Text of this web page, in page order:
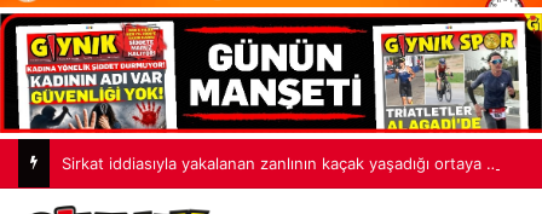
Sirkat iddiasıyla yakalanan zanlının kaçak yaşadığı ortaya çıktı